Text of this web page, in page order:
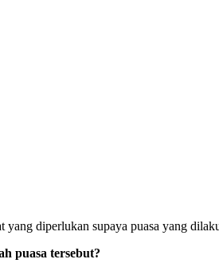
yang diperlukan supaya puasa yang
puasa tersebut?